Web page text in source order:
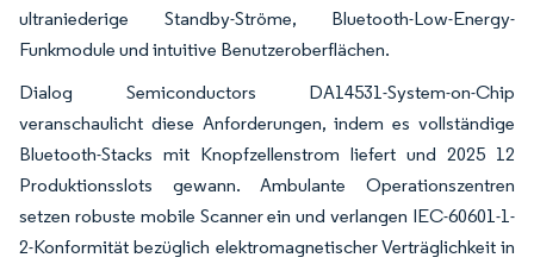
ultraniederige Standby-Ströme, Bluetooth-Low-Energy-
Funkmodule und intuitive Benutzeroberflächen.
Dialog Semiconductors DA14531-System-on-Chip
veranschaulicht diese Anforderungen, indem es vollständige
Bluetooth-Stacks mit Knopfzellenstrom liefert und 2025 12
Produktionsslots gewann. Ambulante Operationszentren
setzen robuste mobile Scanner ein und verlangen IEC-60601-1-
2-Konformität bezüglich elektromagnetischer Verträglichkeit in